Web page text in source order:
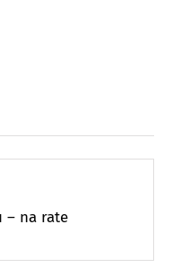
– na rate